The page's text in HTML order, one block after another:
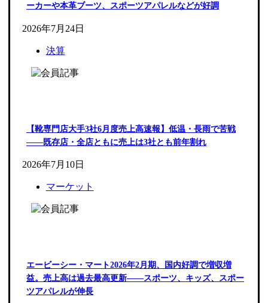
ーカーや本革ブーツ、スポーツアパレルなどが好調
2026年7月24日
決算
【靴専門店大手3社6月度売上高速報】低温・長雨で苦戦
――既存店・全店ともに売上は3社とも前年割れ
2026年7月10日
マーケット
エービーシー・マート2026年2月期、国内好調で増収増
益。売上高は過去最高更新――スポーツ、キッズ、スポー
ツアパレルが伸長